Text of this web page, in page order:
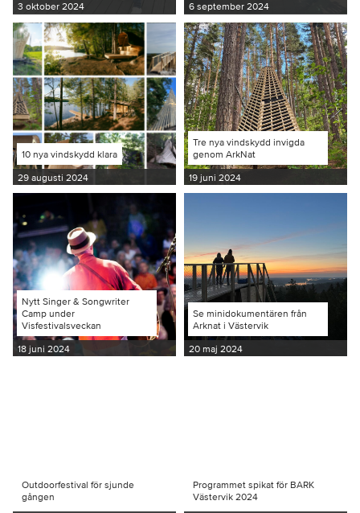
3 oktober 2024 6 september 2024
10 nya vindskydd klara
29 augusti 2024
Tre nya vindskydd invigda
genom ArkNat
19 juni 2024
Nytt Singer & Songwriter
Camp under
Visfestivalsveckan
18 juni 2024
Se minidokumentären från
Arknat i Västervik
20 maj 2024
Outdoorfestival för sjunde
gången
Programmet spikat för BARK
Västervik 2024